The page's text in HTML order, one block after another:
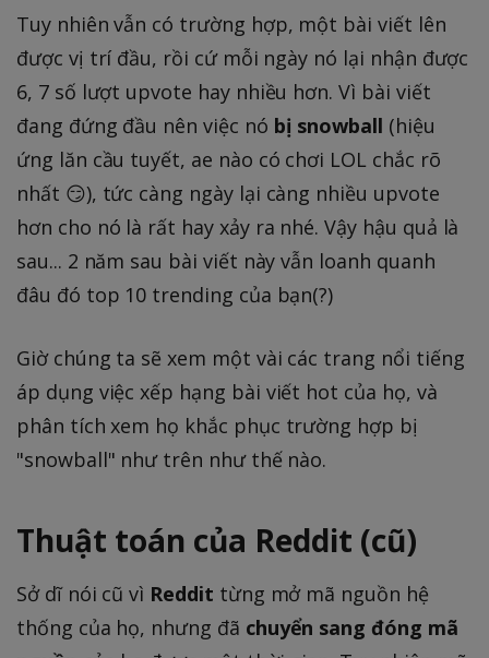
=
2.
5
2
{
4
}
)
=
1
8
a
{
7
2
0
}
4
}
-
1
5
0
Tuy nhiên vẫn có trường hợp, một bài viết lên
được vị trí đầu, rồi cứ mỗi ngày nó lại nhận được
6, 7 số lượt upvote hay nhiều hơn. Vì bài viết
đang đứng đầu nên việc nó bị snowball (hiệu
ứng lăn cầu tuyết, ae nào có chơi LOL chắc rõ
nhất 😏), tức càng ngày lại càng nhiều upvote
hơn cho nó là rất hay xảy ra nhé. Vậy hậu quả là
sau... 2 năm sau bài viết này vẫn loanh quanh
đâu đó top 10 trending của bạn(?)
Giờ chúng ta sẽ xem một vài các trang nổi tiếng
áp dụng việc xếp hạng bài viết hot của họ, và
phân tích xem họ khắc phục trường hợp bị
"snowball" như trên như thế nào.
Thuật toán của Reddit (cũ)
Sở dĩ nói cũ vì Reddit từng mở mã nguồn hệ
thống của họ, nhưng đã chuyển sang đóng mã